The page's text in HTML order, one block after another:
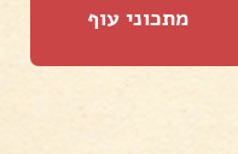
מתכוני עוף